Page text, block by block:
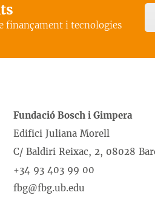
finançament i tecnologies
Fundació Bosch i Gimpera
Edifici Juliana Morell
C/ Baldiri Reixac, 2, 08028
+34 93 403 99 00
fbg@fbg.ub.edu